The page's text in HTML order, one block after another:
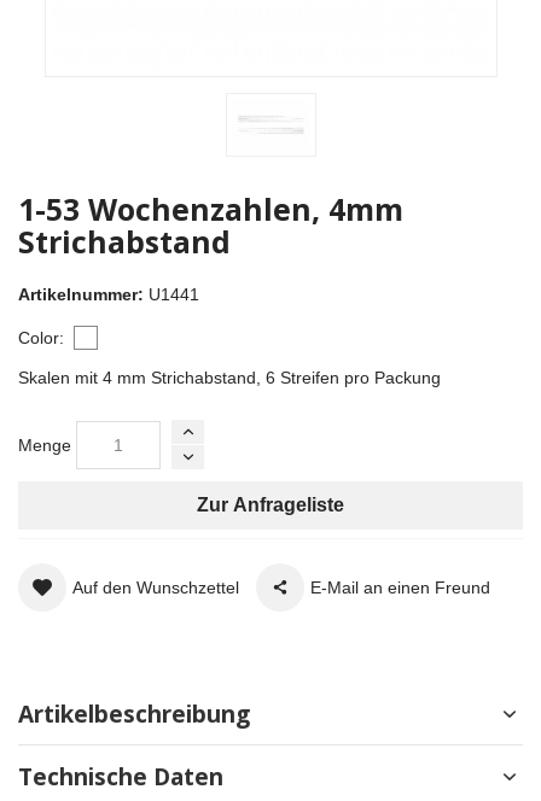
1-53 Wochenzahlen, 4mm
Strichabstand
Artikelnummer: U1441
Color:
Skalen mit 4 mm Strichabstand, 6 Streifen pro Packung
Menge
Zur Anfrageliste
Auf den Wunschzettel E-Mail an einen Freund
Artikelbeschreibung
Technische Daten